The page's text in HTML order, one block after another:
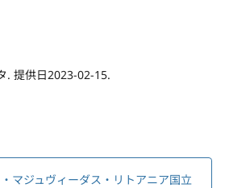
. 提供日2023-02-15.
マジュヴィーダス・リトアニア国立